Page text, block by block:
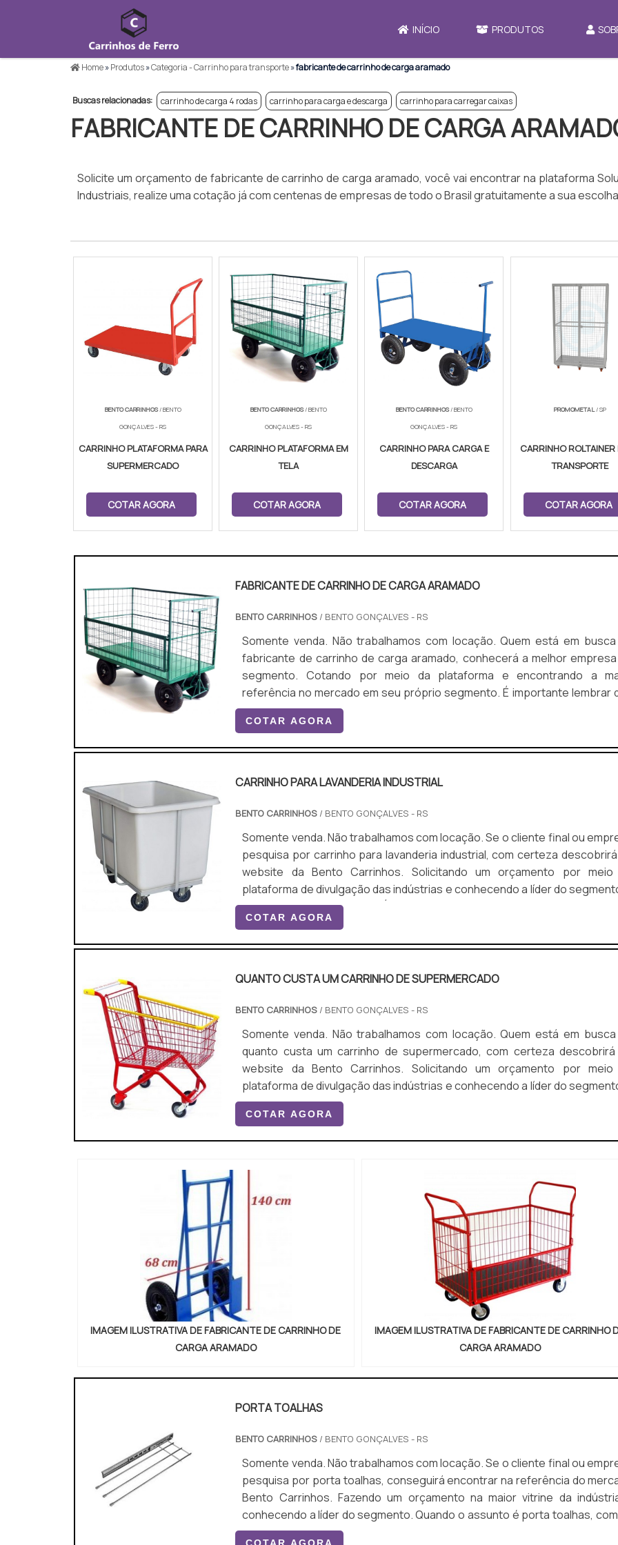
INÍCIO PRODUTOS
Home»Produtos»Categoria - Carrinho para transporte»fabricante de carrinho de carga aramado
Buscas relacionadas: carrinho de carga 4 rodas carrinho para carga e descarga carrinho para carregar caixas
FABRICANTE DE CARRINHO DE CARGA
Solicite um orçamento de fabricante de carrinho de carga aramado, você vai encontrar na plataforma
Industriais, realize uma cotação já com centenas de empresas de todo o Brasil gratuitamente a sua escolha
BENTO CARRINHOS/ BENTO
GONÇALVES - RS
CARRINHO PLATAFORMA PARA
SUPERMERCADO
COTAR AGORA
BENTO CARRINHOS/ BENTO
GONÇALVES - RS
CARRINHO PLATAFORMA EM
TELA
COTAR AGORA
BENTO CARRINHOS/ BENTO
GONÇALVES - RS
CARRINHO PARA CARGA E
DESCARGA
COTAR AGORA
PROMOMETAL/ SP
CARRINHO ROLTAINER
TRANSPORTE
COTAR AGORA
FABRICANTE DE CARRINHO DE CARGA ARAMADO
BENTO CARRINHOS / BENTO GONÇALVES - RS
Somente venda. Não trabalhamos com locação. Quem está em busca de
fabricante de carrinho de carga aramado, conhecerá a melhor
segmento. Cotando por meio da plataforma e encontrando a
referência no mercado em seu próprio segmento. É importante lembrar que
o produto deve sempre ser adquirido com empresas especializadas
segmento. Esse tipo de cuidado ajuda a garantir a qualidade e
dos materiais, além de e...
COTAR AGORA
CARRINHO PARA LAVANDERIA INDUSTRIAL
BENTO CARRINHOS / BENTO GONÇALVES - RS
Somente venda. Não trabalhamos com locação. Se o cliente final ou empresa
pesquisa por carrinho para lavanderia industrial, com certeza
website da Bento Carrinhos. Solicitando um orçamento por meio
plataforma de divulgação das indústrias e conhecendo a líder do
aquisição é mais segura. É importante lembrar que o produto deve ser
adquirido com empresas especializadas. Esse tipo de cuidado
garantir a...
COTAR AGORA
QUANTO CUSTA UM CARRINHO DE SUPERMERCADO
BENTO CARRINHOS / BENTO GONÇALVES - RS
Somente venda. Não trabalhamos com locação. Quem está em busca de
quanto custa um carrinho de supermercado, com certeza
website da Bento Carrinhos. Solicitando um orçamento por meio
plataforma de divulgação das indústrias e conhecendo a líder do
compra é mais assertiva. Quando a procura é por quanto custa um carrinho
de supermercado, com a Bento Carrinhos conseguirá assertividade
comprometimento com os...
COTAR AGORA
IMAGEM ILUSTRATIVA DE FABRICANTE DE CARRINHO DE
CARGA ARAMADO
IMAGEM ILUSTRATIVA DE FABRICANTE DE CARRINHO
CARGA ARAMADO
PORTA TOALHAS
BENTO CARRINHOS / BENTO GONÇALVES - RS
Somente venda. Não trabalhamos com locação. Se o cliente final ou empresa
pesquisa por porta toalhas, conseguirá encontrar na referência do
Bento Carrinhos. Fazendo um orçamento na maior vitrine da
conhecendo a líder do segmento. Quando o assunto é porta toalhas, com os
profissionais especializados da Bento Carrinhos conseguirá ótima